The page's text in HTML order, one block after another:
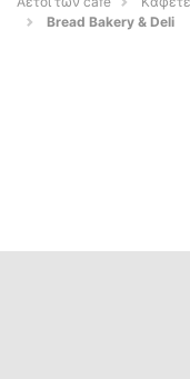
Bread Bakery & Deli